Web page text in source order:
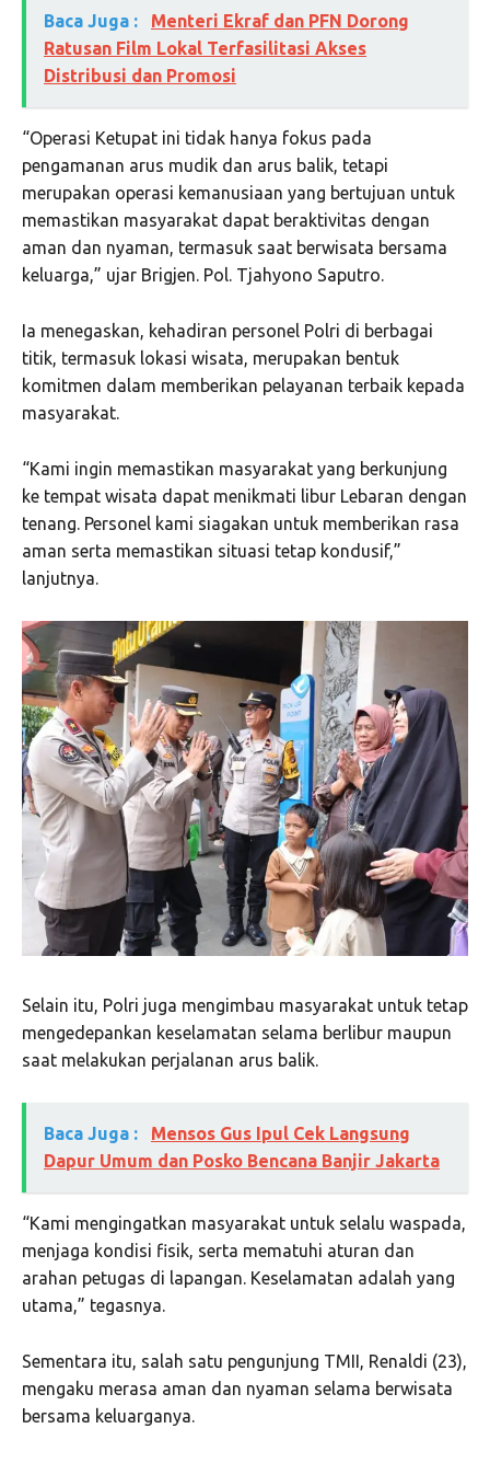
Baca Juga :
Menteri Ekraf dan PFN Dorong
Ratusan Film Lokal Terfasilitasi Akses
Distribusi dan Promosi
“Operasi Ketupat ini tidak hanya fokus pada
pengamanan arus mudik dan arus balik, tetapi
merupakan operasi kemanusiaan yang bertujuan untuk
memastikan masyarakat dapat beraktivitas dengan
aman dan nyaman, termasuk saat berwisata bersama
keluarga,” ujar Brigjen. Pol. Tjahyono Saputro.
Ia menegaskan, kehadiran personel Polri di berbagai
titik, termasuk lokasi wisata, merupakan bentuk
komitmen dalam memberikan pelayanan terbaik kepada
masyarakat.
“Kami ingin memastikan masyarakat yang berkunjung
ke tempat wisata dapat menikmati libur Lebaran dengan
tenang. Personel kami siagakan untuk memberikan rasa
aman serta memastikan situasi tetap kondusif,”
lanjutnya.
Selain itu, Polri juga mengimbau masyarakat untuk tetap
mengedepankan keselamatan selama berlibur maupun
saat melakukan perjalanan arus balik.
Baca Juga :
Mensos Gus Ipul Cek Langsung
Dapur Umum dan Posko Bencana Banjir Jakarta
“Kami mengingatkan masyarakat untuk selalu waspada,
menjaga kondisi fisik, serta mematuhi aturan dan
arahan petugas di lapangan. Keselamatan adalah yang
utama,” tegasnya.
Sementara itu, salah satu pengunjung TMII, Renaldi (23),
mengaku merasa aman dan nyaman selama berwisata
bersama keluarganya.